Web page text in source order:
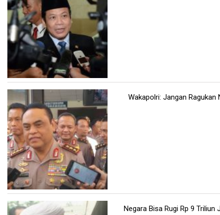
Wakapolri: Jangan Ragukan
Negara Bisa Rugi Rp 9 Triliun